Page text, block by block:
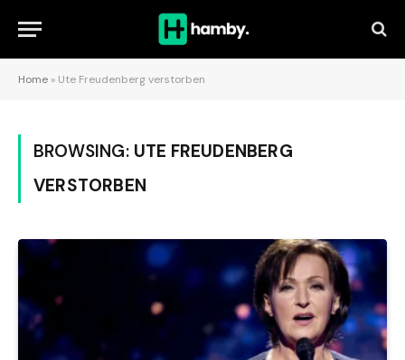
Home » Ute Freudenberg verstorben
BROWSING: UTE FREUDENBERG
VERSTORBEN